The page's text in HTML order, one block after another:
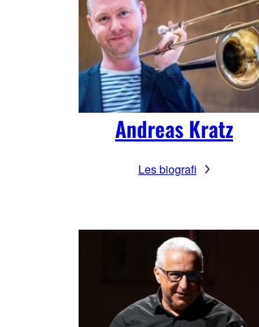
Andreas Kratz
Les biografi